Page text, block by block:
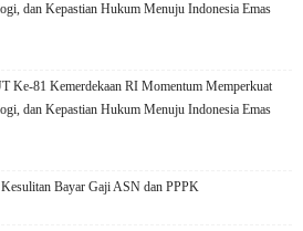
dan Kepastian Hukum Menuju Indonesia Emas
81 Kemerdekaan RI Momentum Memperkuat
dan Kepastian Hukum Menuju Indonesia Emas
Bayar Gaji ASN dan PPPK